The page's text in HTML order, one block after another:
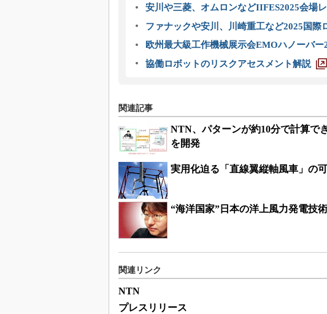
安川や三菱、オムロンなどIIFES2025会場
ファナックや安川、川崎重工など2025国際
欧州最大級工作機械展示会EMOハノーバ
協働ロボットのリスクアセスメント解説
関連記事
NTN、パターンが約10分で計算で
を開発
実用化迫る「直線翼縦軸風車」の
“海洋国家”日本の洋上風力発電技
関連リンク
NTN
プレスリリース